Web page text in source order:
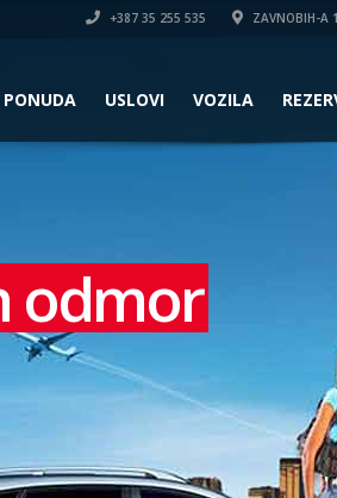
+387 35 255 535 ZAVNOBIH-A
PONUDA USLOVI VOZILA
odmor